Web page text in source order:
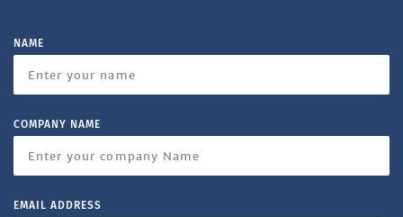
NAME
COMPANY NAME
EMAIL ADDRESS